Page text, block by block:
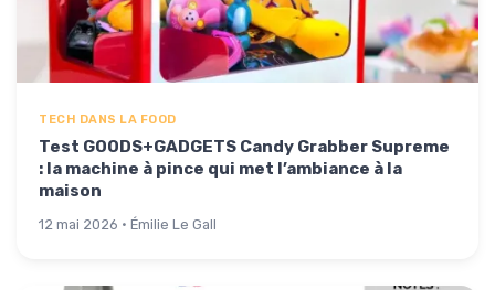
TECH DANS LA FOOD
Test GOODS+GADGETS Candy Grabber Supreme
: la machine à pince qui met l’ambiance à la
maison
12 mai 2026 · Émilie Le Gall